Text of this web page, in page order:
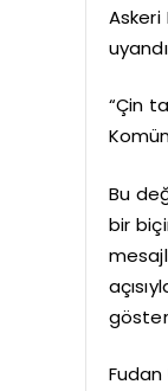
Askeri
“Çin
Bu
bir